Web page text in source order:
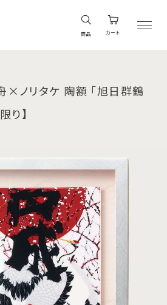
商品 カート
ノリタケ 陶額 「旭日群鶴
り】